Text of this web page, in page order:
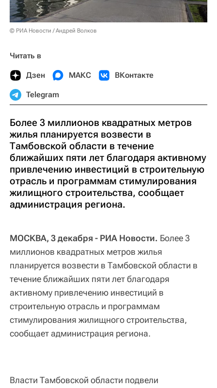
© РИА Новости / Андрей Волков
Читать в
Дзен МАКС ВКонтакте
Telegram
Более 3 миллионов квадратных метров
жилья планируется возвести в
Тамбовской области в течение
ближайших пяти лет благодаря активному
привлечению инвестиций в строительную
отрасль и программам стимулирования
жилищного строительства, сообщает
администрация региона.
МОСКВА, 3 декабря - РИА Новости. Более 3
миллионов квадратных метров жилья
планируется возвести в Тамбовской области в
течение ближайших пяти лет благодаря
активному привлечению инвестиций в
строительную отрасль и программам
стимулирования жилищного строительства,
сообщает администрация региона.
Власти Тамбовской области подвели